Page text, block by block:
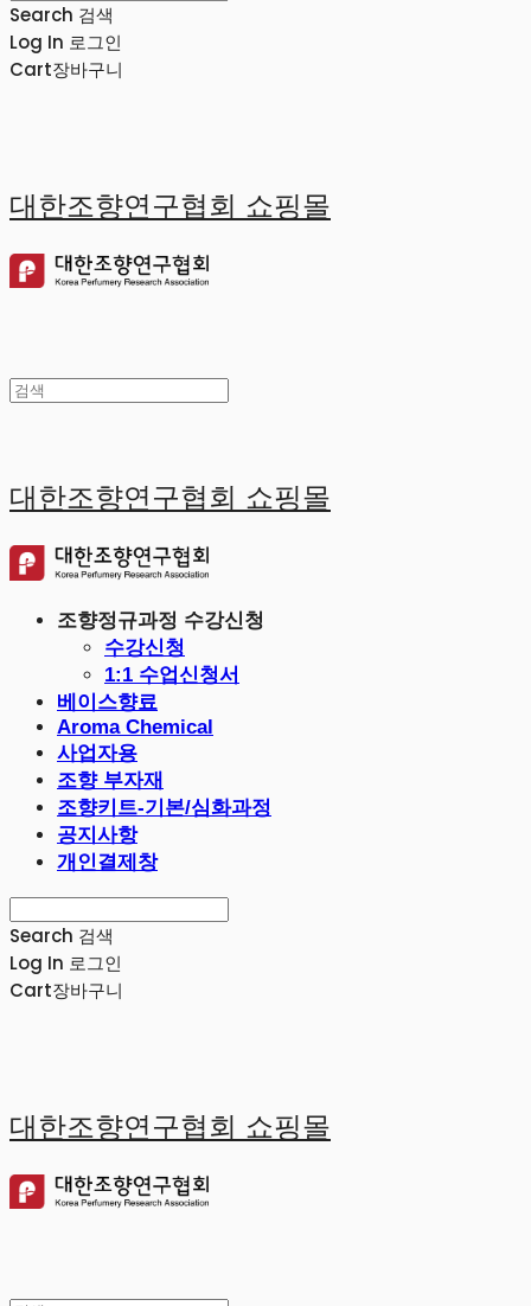
Search 검색
Log In 로그인
Cart장바구니
대한조향연구협회 쇼핑몰
대한조향연구협회 쇼핑몰
조향정규과정 수강신청
수강신청
1:1 수업신청서
베이스향료
Aroma Chemical
사업자용
조향 부자재
조향키트-기본/심화과정
공지사항
개인결제창
Search 검색
Log In 로그인
Cart장바구니
대한조향연구협회 쇼핑몰